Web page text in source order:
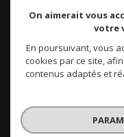
© 2026 | Tous droits
On aimerait vous
votre
En poursuivant, vous
cookies par ce site,
contenus adaptés et